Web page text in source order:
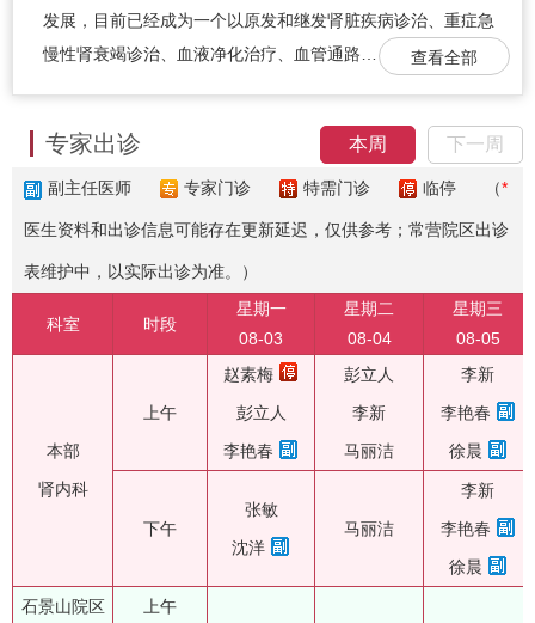
发展，目前已经成为一个以原发和继发肾脏疾病诊治、重症急
慢性肾衰竭诊治、血液净化治疗、血管通路…
查看全部
本周 下一周
专家出诊
副主任医师 专家门诊 特需门诊 临停 （*
医生资料和出诊信息可能存在更新延迟，仅供参考；常营院区出诊
表维护中，以实际出诊为准。）
科室 时段
星期一
08-03
星期二
08-04
星期三
08-05
本部
肾内科
上午
赵素梅
彭立人
李艳春
彭立人
李新
马丽洁
李新
李艳春
徐晨
下午
张敏
沈洋
马丽洁
李新
李艳春
徐晨
石景山院区
上午